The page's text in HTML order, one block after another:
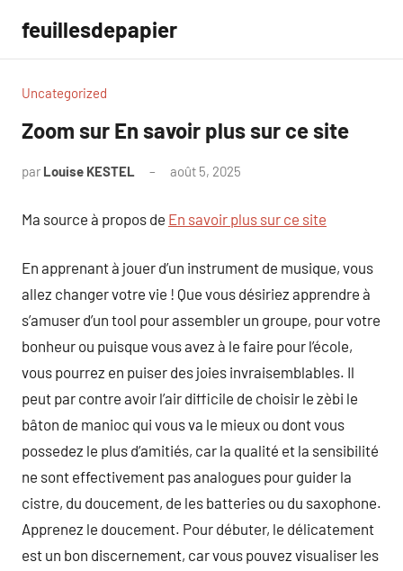
contenu
feuillesdepapier
Uncategorized
Zoom sur En savoir plus sur ce site
par Louise KESTEL août 5, 2025
Ma source à propos de En savoir plus sur ce site
En apprenant à jouer d’un instrument de musique, vous
allez changer votre vie ! Que vous désiriez apprendre à
s’amuser d’un tool pour assembler un groupe, pour votre
bonheur ou puisque vous avez à le faire pour l’école,
vous pourrez en puiser des joies invraisemblables. Il
peut par contre avoir l’air difficile de choisir le zèbi le
bâton de manioc qui vous va le mieux ou dont vous
possedez le plus d’amitiés, car la qualité et la sensibilité
ne sont effectivement pas analogues pour guider la
cistre, du doucement, de les batteries ou du saxophone.
Apprenez le doucement. Pour débuter, le délicatement
est un bon discernement, car vous pouvez visualiser les